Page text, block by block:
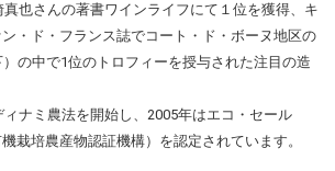
也さんの著書ワインライフにて１位を獲得、キ
・ド・フランス誌でコート・ド・ボーヌ地区の
の中で1位のトロフィーを授与された注目の造
ィナミ農法を開始し、2005年はエコ・セール
栽培農産物認証機構）を認定されています。